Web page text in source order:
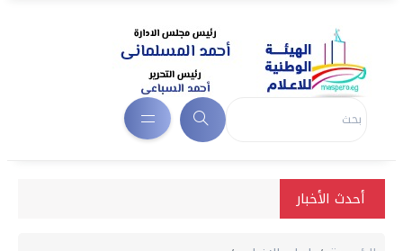
أحدث الأخبار